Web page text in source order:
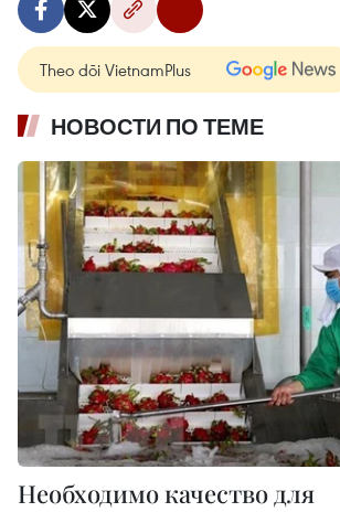
Theo dõi VietnamPlus
НОВОСТИ ПО ТЕМЕ
Необходимо качество для